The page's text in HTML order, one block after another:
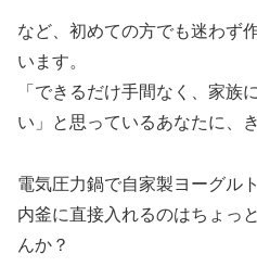
など、初めての方でも迷わず
います。
「できるだけ手間なく、家族
い」と思っているあなたに、
電気圧力鍋で自家製ヨーグル
内釜に直接入れるのはちょっ
んか？